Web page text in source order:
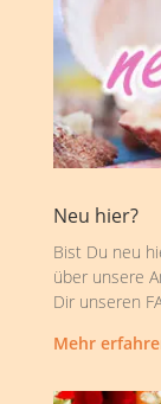
Neu hier?
Bist Du neu
über unsere
Dir unseren
Mehr